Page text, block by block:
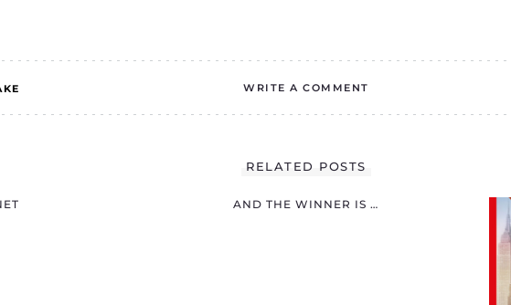
WRITE A COMMENT
RELATED POSTS
AND THE WINNER IS …